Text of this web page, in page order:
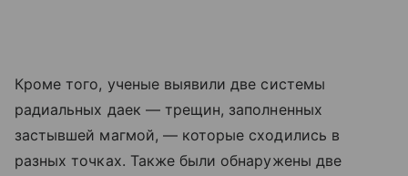
Кроме того, ученые выявили две системы
радиальных даек — трещин, заполненных
застывшей магмой, — которые сходились в
разных точках. Также были обнаружены две